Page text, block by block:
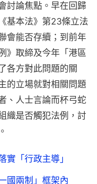
討論焦點。早在回歸
基本法》第23條立法
會能否存續；到前年
》取締及今年「港區
各方對此問題的關
的立場就對相關問題
、人士言論而杯弓蛇
織是否觸犯法例，討
「行政主導」
國兩制」框架內